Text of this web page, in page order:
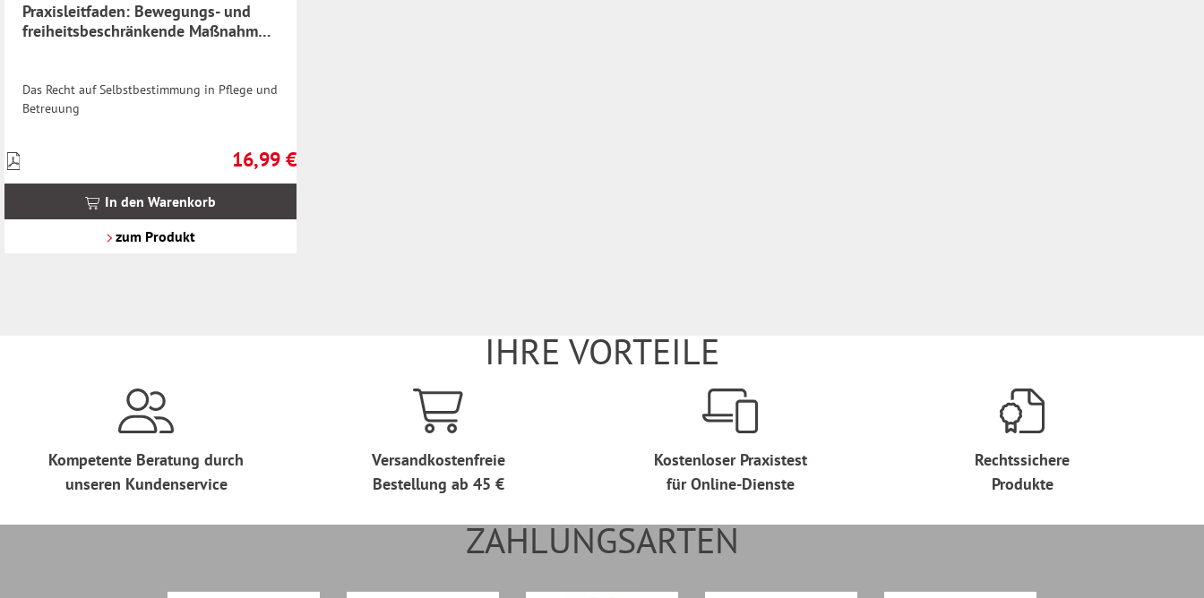
Praxisleitfaden: Bewegungs- und
freiheitsbeschränkende Maßnahmen
Das Recht auf Selbstbestimmung in Pflege und
Betreuung
Regulärer Preis:
16,99 €
Preise
inkl.
In den Warenkorb
zum Produkt
IHRE VORTEILE
Kompetente Beratung durch
unseren Kundenservice
Versandkostenfreie
Bestellung ab 45 €
Kostenloser Praxistest
für Online-Dienste
Rechtssichere
Produkte
ZAHLUNGSARTEN